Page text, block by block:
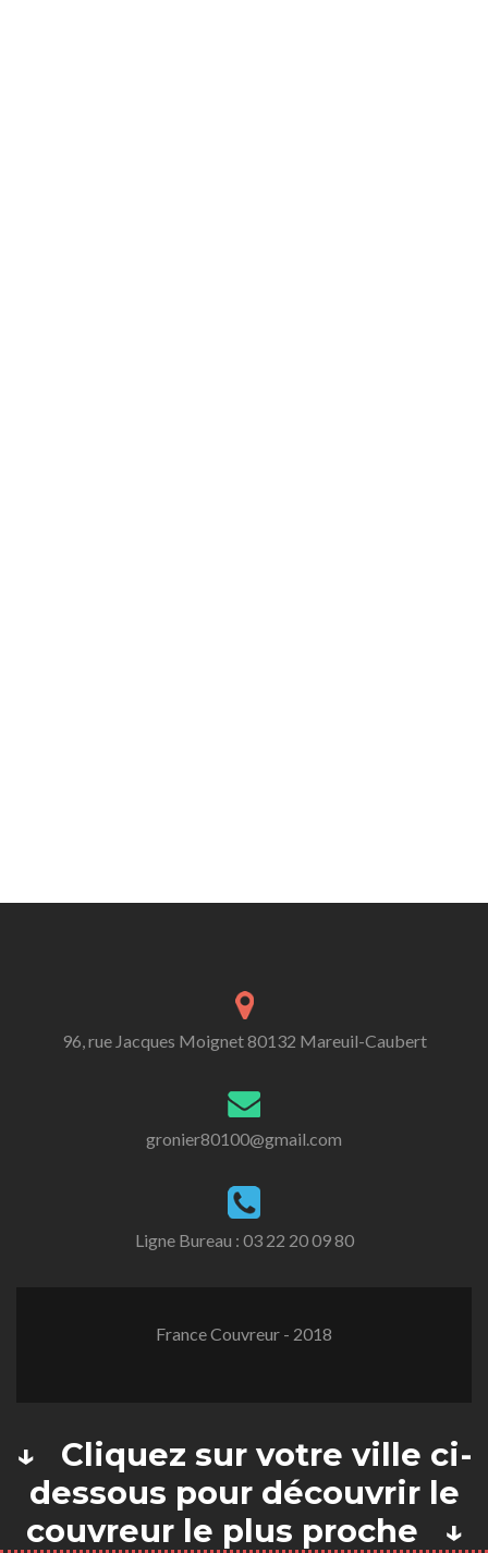
96, rue Jacques Moignet 80132 Mareuil-Caubert
gronier80100@gmail.com
Ligne Bureau : 03 22 20 09 80
France Couvreur - 2018
↓ Cliquez sur votre ville ci-
dessous pour découvrir le
couvreur le plus proche ↓